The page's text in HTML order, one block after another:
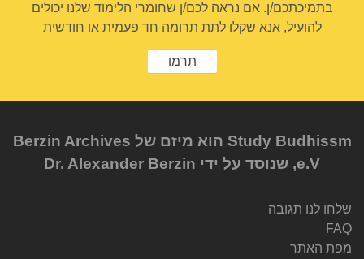
בתמיכתכם/ן. אם נראה לכם/ן שחומרי הלימוד שלנו יכולים
להועיל, אנא שקלו לתת תרומה חד פעמית או חודשית
תרמו
Study Budhissm הוא מיזם של Berzin Archives
e.V, שנוסד על ידי Dr. Alexander Berzin
שלחו לנו תגובה
FAQ
מפת האתר